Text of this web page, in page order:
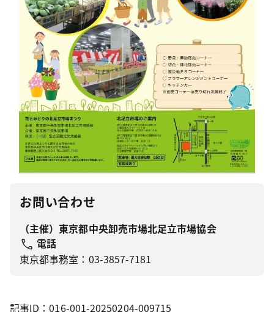
お問い合わせ
（主催）東京都中央卸売市場北足立市場協会
電話
東京都事務室：03-3857-7181
記事ID：016-001-20250204-009715